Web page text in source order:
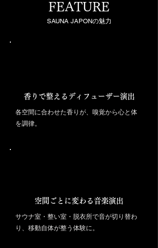
FEATURE
SAUNA JAPONの魅力
香りで整えるディフューザー演出
各空間に合わせた香りが、嗅覚から心と体
を調律。
空間ごとに変わる音楽演出
サウナ室・整い室・脱衣所で音が切り替わ
り、移動自体が整う体験に。